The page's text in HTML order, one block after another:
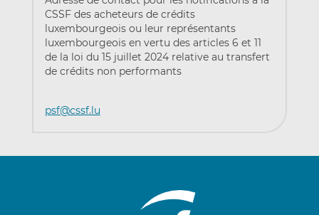
CSSF des acheteurs de crédits
luxembourgeois ou leur représentants
luxembourgeois en vertu des articles 6 et 11
de la loi du 15 juillet 2024 relative au transfert
de crédits non performants
psf@cssf.lu